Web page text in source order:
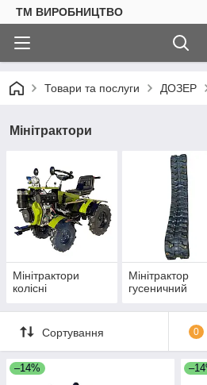
ТМ ВИРОБНИЦТВО
Товари та послуги ДОЗЕР
Мінітрактори
Мінітрактори
колісні
Мінітрактор
гусеничний
Сортування 0
–14%